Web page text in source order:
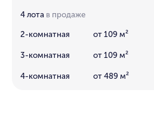
4 лота в продаже
2-комнатная от 109 м²
3-комнатная от 109 м²
4-комнатная от 489 м²